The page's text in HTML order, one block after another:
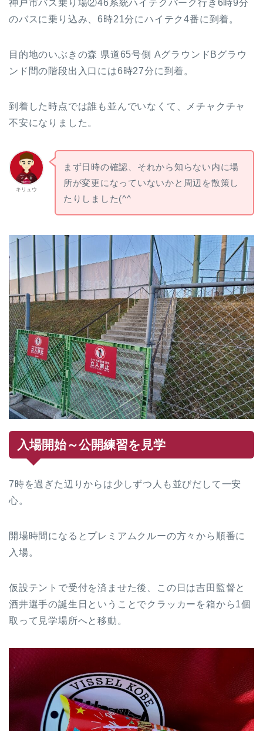
神戸市バス乗り場②46系統ハイテクパーク行き6時9分
のバスに乗り込み、6時21分にハイテク4番に到着。
目的地のいぶきの森 県道65号側 AグラウンドBグラウ
ンド間の階段出入口には6時27分に到着。
到着した時点では誰も並んでいなくて、メチャクチャ
不安になりました。
キリュウ
まず日時の確認、それから知らない内に場
所が変更になっていないかと周辺を散策し
たりしました(^^ゞ
入場開始～公開練習を見学
7時を過ぎた辺りからは少しずつ人も並びだして一安
心。
開場時間になるとプレミアムクルーの方々から順番に
入場。
仮設テントで受付を済ませた後、この日は吉田監督と
酒井選手の誕生日ということでクラッカーを箱から1個
取って見学場所へと移動。